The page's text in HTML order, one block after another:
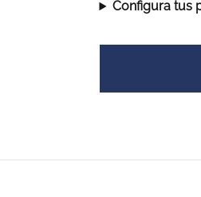
Configura tus